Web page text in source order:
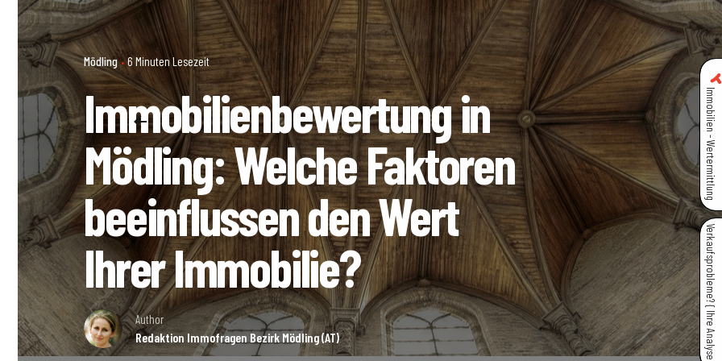
Mödling 6 Minuten Lesezeit
Immobilienbewertung in
Mödling: Welche Faktoren
beeinflussen den Wert
Ihrer Immobilie?
Author
Redaktion Immofragen Bezirk Mödling (AT)
Immobilien - Wertermittlung
Verkaufsprobleme? { Ihre Analyse }